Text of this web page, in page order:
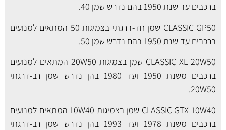
ברכבים עד שנת 1950 בהם נדרש שמן 40.
CLASSIC GP50 שמן חד-דרגתי בצמיגות 50 המתאים למנועים
ברכבים עד שנת 1950 בהם נדרש שמן 50.
CLASSIC XL 20W50 שמן בצמיגות 20W50 המתאים למנועים
ברכבים משנת 1950 ועד 1980 בהן נדרש שמן רב-דרגתי
20W50.
CLASSIC GTX 10W40 שמן בצמיגות 10W40 המתאים למנועים
ברכבים משנת 1978 ועד 1993 בהן נדרש שמן רב-דרגתי